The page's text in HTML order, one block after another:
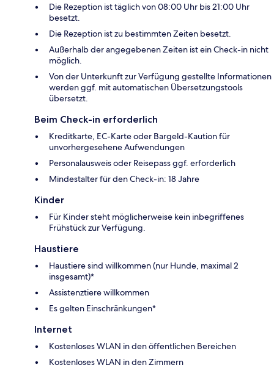
Die Rezeption ist täglich von 08:00 Uhr bis 21:00 Uhr
besetzt.
Die Rezeption ist zu bestimmten Zeiten besetzt.
Außerhalb der angegebenen Zeiten ist ein Check-in nicht
möglich.
Von der Unterkunft zur Verfügung gestellte Informationen
werden ggf. mit automatischen Übersetzungstools
übersetzt.
Beim Check-in erforderlich
Kreditkarte, EC-Karte oder Bargeld-Kaution für
unvorhergesehene Aufwendungen
Personalausweis oder Reisepass ggf. erforderlich
Mindestalter für den Check-in: 18 Jahre
Kinder
Für Kinder steht möglicherweise kein inbegriffenes
Frühstück zur Verfügung.
Haustiere
Haustiere sind willkommen (nur Hunde, maximal 2
insgesamt)*
Assistenztiere willkommen
Es gelten Einschränkungen*
Internet
Kostenloses WLAN in den öffentlichen Bereichen
Kostenloses WLAN in den Zimmern